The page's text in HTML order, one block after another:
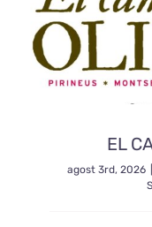
EL
agost 3rd, 2026